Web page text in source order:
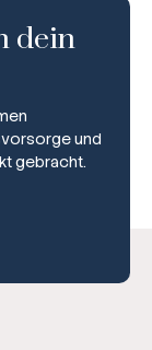
dein
und
gebracht.